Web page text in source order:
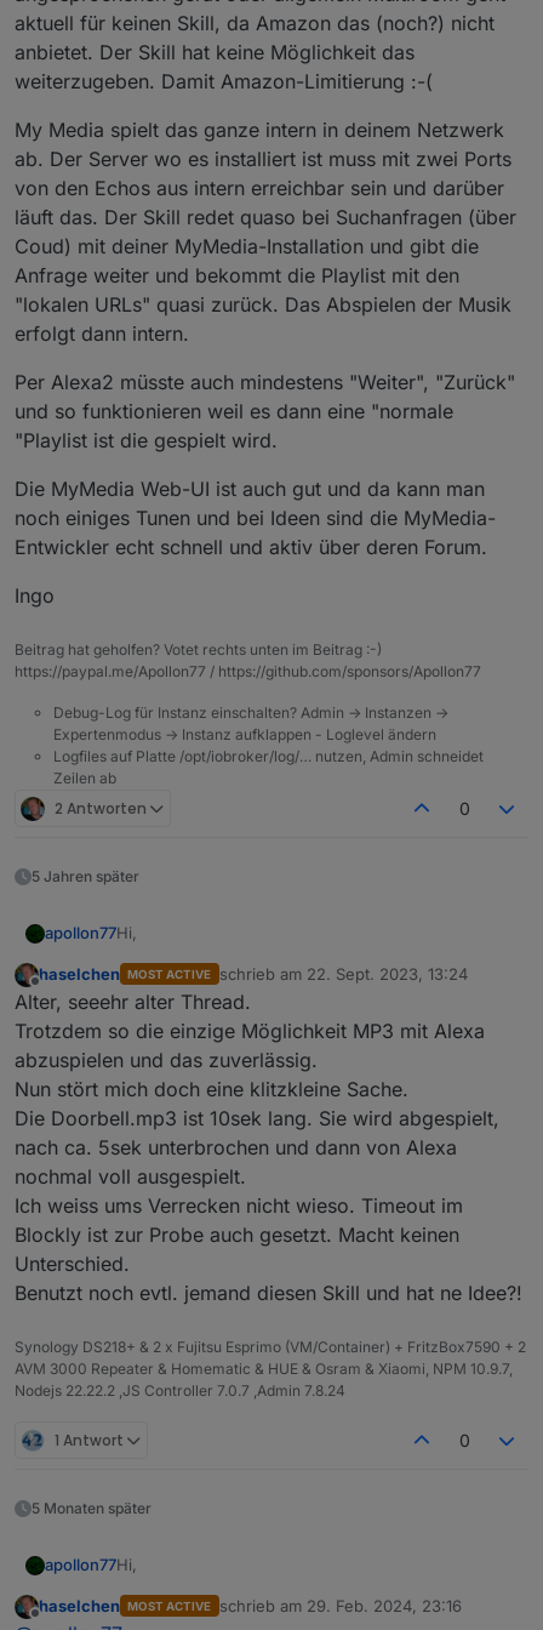
aktuell für keinen Skill, da Amazon das (noch?) nicht
anbietet. Der Skill hat keine Möglichkeit das
weiterzugeben. Damit Amazon-Limitierung :-(
My Media spielt das ganze intern in deinem Netzwerk
ab. Der Server wo es installiert ist muss mit zwei Ports
von den Echos aus intern erreichbar sein und darüber
läuft das. Der Skill redet quaso bei Suchanfragen (über
Coud) mit deiner MyMedia-Installation und gibt die
Anfrage weiter und bekommt die Playlist mit den
"lokalen URLs" quasi zurück. Das Abspielen der Musik
erfolgt dann intern.
Per Alexa2 müsste auch mindestens "Weiter", "Zurück"
und so funktionieren weil es dann eine "normale
"Playlist ist die gespielt wird.
Die MyMedia Web-UI ist auch gut und da kann man
noch einiges Tunen und bei Ideen sind die MyMedia-
Entwickler echt schnell und aktiv über deren Forum.
Ingo
Beitrag hat geholfen? Votet rechts unten im Beitrag :-)
https://paypal.me/Apollon77 / https://github.com/sponsors/Apollon77
Debug-Log für Instanz einschalten? Admin -> Instanzen ->
Expertenmodus -> Instanz aufklappen - Loglevel ändern
Logfiles auf Platte /opt/iobroker/log/… nutzen, Admin schneidet
Zeilen ab
2 Antworten 0
5 Jahren später
apollon77Hi,
ich nutze auch MyMedia und bin begeistert. Ja
"sage meine Medien" ist etwas nervig lang, aber das
ist bei allen "Custom Skills" so.
Wiedergabe auf einem anderen als dem
angesprochenen gerät oder allgemein Multiroom
geht aktuell für keinen Skill, da Amazon das (noch?)
nicht anbietet. Der Skill hat keine Möglichkeit das
weiterzugeben. Damit Amazon-Limitierung :-(
My Media spielt das ganze intern in deinem
Netzwerk ab. Der Server wo es installiert ist muss
mit zwei Ports von den Echos aus intern erreichbar
sein und darüber läuft das. Der Skill redet quaso bei
Suchanfragen (über Coud) mit deiner MyMedia-
Installation und gibt die Anfrage weiter und bekommt
die Playlist mit den "lokalen URLs" quasi zurück. Das
Abspielen der Musik erfolgt dann intern.
Per Alexa2 müsste auch mindestens "Weiter",
"Zurück" und so funktionieren weil es dann eine
"normale "Playlist ist die gespielt wird.
Die MyMedia Web-UI ist auch gut und da kann man
noch einiges Tunen und bei Ideen sind die
MyMedia-Entwickler echt schnell und aktiv über
deren Forum.
Ingo
Offline
haselchen MOST ACTIVE schrieb am 22. Sept. 2023, 13:24
zuletzt editiert von
Alter, seeehr alter Thread.
Trotzdem so die einzige Möglichkeit MP3 mit Alexa
abzuspielen und das zuverlässig.
Nun stört mich doch eine klitzkleine Sache.
Die Doorbell.mp3 ist 10sek lang. Sie wird abgespielt,
nach ca. 5sek unterbrochen und dann von Alexa
nochmal voll ausgespielt.
Ich weiss ums Verrecken nicht wieso. Timeout im
Blockly ist zur Probe auch gesetzt. Macht keinen
Unterschied.
Benutzt noch evtl. jemand diesen Skill und hat ne Idee?!
Synology DS218+ & 2 x Fujitsu Esprimo (VM/Container) + FritzBox7590 + 2
AVM 3000 Repeater & Homematic & HUE & Osram & Xiaomi, NPM 10.9.7,
Nodejs 22.22.2 ,JS Controller 7.0.7 ,Admin 7.8.24
1 Antwort 0
5 Monaten später
apollon77Hi,
ich nutze auch MyMedia und bin begeistert. Ja
Offline
haselchen MOST ACTIVE schrieb am 29. Feb. 2024, 23:16
zuletzt editiert von